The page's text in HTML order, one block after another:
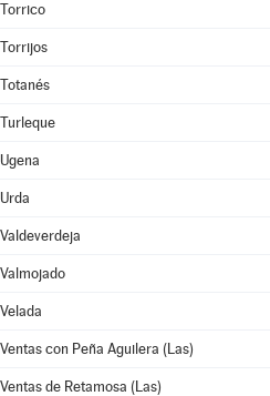
Torrico
Torrijos
Totanés
Turleque
Ugena
Urda
Valdeverdeja
Valmojado
Velada
Ventas con Peña Aguilera (Las)
Ventas de Retamosa (Las)